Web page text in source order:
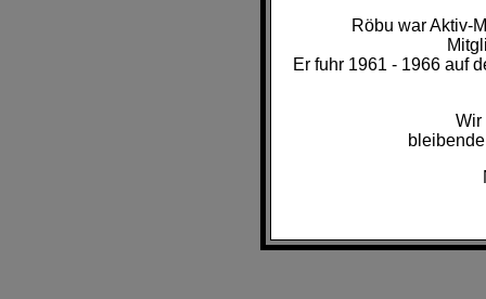
Röbu war Aktiv-
Er fuhr 1961 - 1966 auf
Wir